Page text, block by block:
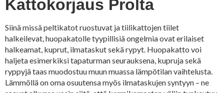
Kattokorjaus Prolta
Siinä missä peltikatot ruostuvat ja tiilikattojen tiilet
halkeilevat, huopakatolle tyypillisiä ongelmia ovat erilaiset
halkeamat, kuprut, ilmataskut sekä rypyt. Huopakatto voi
haljeta esimerkiksi tapaturman seurauksena, kupruja sekä
ryppyjä taas muodostuu muun muassa lämpötilan vaihtelusta.
Lämmöllä on oma osuutensa myös ilmataskujen syntyyn – ne